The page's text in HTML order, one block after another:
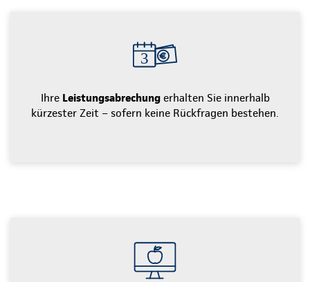
Ihre Leistungsabrechungerhalten Sie innerhalb
kürzester Zeit – sofern keine Rückfragen bestehen.